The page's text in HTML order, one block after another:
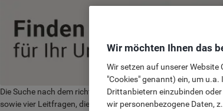
Die Suche nach dem richtigen Headset ist nicht immer
sowie vier Leitfragen, die Ihnen dabei helfen werden, das
Wir möchten Ihnen das
Wir setzen auf unserer
"Cookies" genannt) ein, um
Drittanbietern einzubinden
wir personenbezogene Daten,